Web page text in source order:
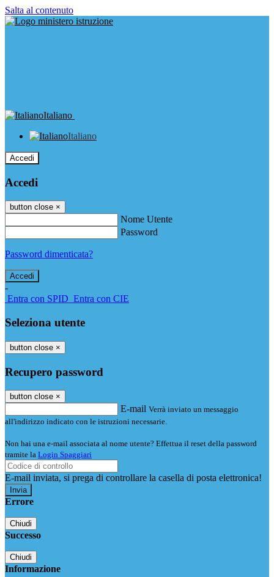
Salta al contenuto
Italiano
Italiano
Accedi
Accedi
button close ×
Nome Utente
Password
Password dimenticata?
-
Entra con SPID Entra con CIE
Seleziona utente
button close ×
Recupero password
button close ×
E-mail Verrà inviato un messaggio
all'indirizzo indicato con le istruzioni necessarie.
Non hai una e-mail associata al nome utente? Effettua il reset della password
tramite la Login Spaggiari
E-mail inviata, si prega di controllare la casella di posta elettronica!
Errore
Chiudi
Successo
Chiudi
Informazione